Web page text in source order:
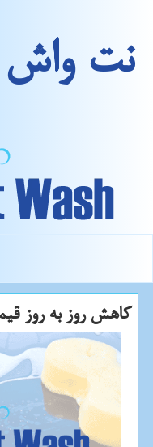
نت واش
كاهش روز به روز